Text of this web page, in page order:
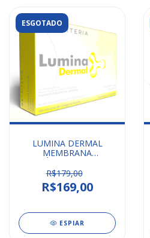
ESGOTADO
LUMINA DERMAL
MEMBRANA
2X20X30 CRITERIA
R$179,00
R$169,00
ESPIAR